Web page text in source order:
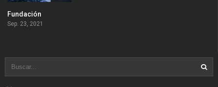
Fundación
Sep. 23, 2021